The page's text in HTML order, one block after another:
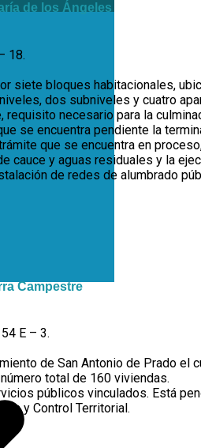
de los Ángeles
18.
siete bloques habitacionales,
dos subniveles y cuatro
necesario para la
se encuentra pendiente la
que se encuentra en
cauce y aguas residuales y la
de redes de alumbrado
Campestre
E – 3.
de San Antonio de Prado el
total de 160 viviendas.
públicos vinculados. Está
y Control Territorial.